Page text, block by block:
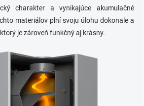
charakter a vynikajúce akumulačné
materiálov plní svoju úlohu dokonale a
je zároveň funkčný aj krásny.